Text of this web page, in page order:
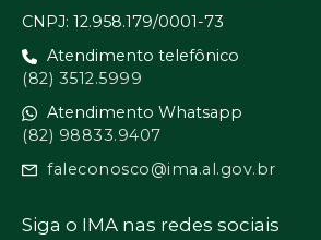
CNPJ: 12.958.179/0001-73
Atendimento telefônico
(82) 3512.5999
Atendimento Whatsapp
(82) 98833.9407
faleconosco@ima.al.gov.br
Siga o IMA nas redes sociais